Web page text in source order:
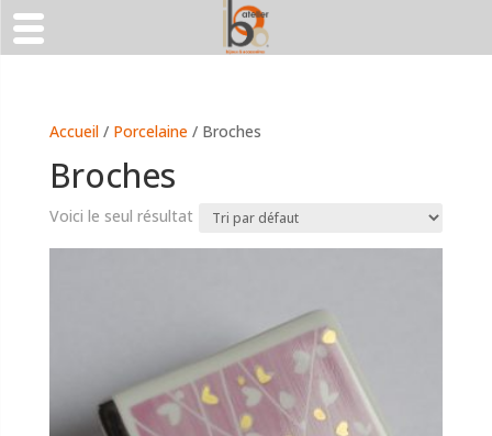
Accueil/ Porcelaine/ Broches
Broches
Voici le seul résultat